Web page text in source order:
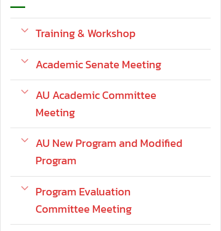
Training & Workshop
Academic Senate Meeting
AU Academic Committee
Meeting
AU New Program and Modified
Program
Program Evaluation
Committee Meeting